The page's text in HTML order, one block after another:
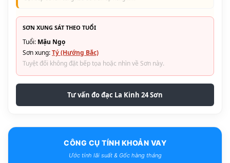
SƠN XUNG SÁT THEO TUỔI
Tuổi: Mậu Ngọ
Sơn xung:Tý (Hướng Bắc)
Tuyệt đối không đặt bếp tọa hoặc nhìn về Sơn này.
Tư vấn đo đạc La Kinh 24 Sơn
CÔNG CỤ TÍNH KHOẢN VAY
Ước tính lãi suất & Gốc hàng tháng